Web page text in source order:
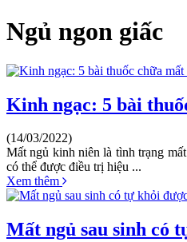
Ngủ ngon giấc
Kinh ngạc: 5 bài
(14/03/2022)
Mất ngủ kinh niên là tình trạng
có thể được điều trị hiệu ...
Xem thêm
Mất ngủ sau sinh có